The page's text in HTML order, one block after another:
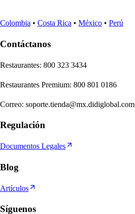
Colombia • Costa Rica • México • Perú
Contáctanos
Restaurantes: 800 323 3434
Restaurantes Premium: 800 801 0186
Correo: soporte.tienda@mx.didiglobal.com
Regulación
Documentos Legales
Blog
Artículos
Síguenos